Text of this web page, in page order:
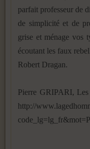
parfait professeur de
de simplicité et de
grise et ménage vos
écoutant les faux
Robert Dragan.
Pierre GRIPARI, Les
http://